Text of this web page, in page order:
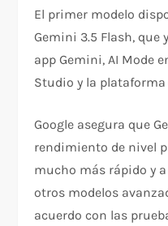
El primer modelo
Gemini 3.5 Flash, que
app Gemini, AI Mode
Studio y la
Google asegura que
rendimiento de nivel
mucho más rápido y
otros modelos
acuerdo con las